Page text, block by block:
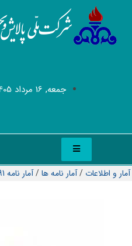
جمعه, 16 مرداد 1405
آمار و اطلاعات /آمار نامه ها/آمار نامه 91